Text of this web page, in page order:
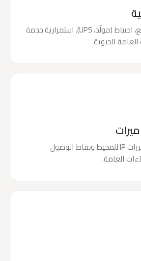
TGBT، لوحات توزيع، احتياط (مولّد، UPS). استمرارية خدمة
الحيوية.
تركيب معتمد. كاميرات IP للمحيط ونقاط الوصول
العامة.